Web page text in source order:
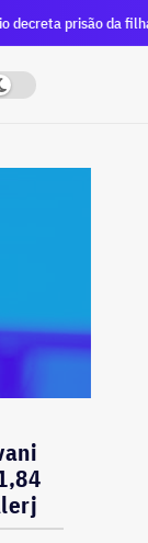
do bicheiro